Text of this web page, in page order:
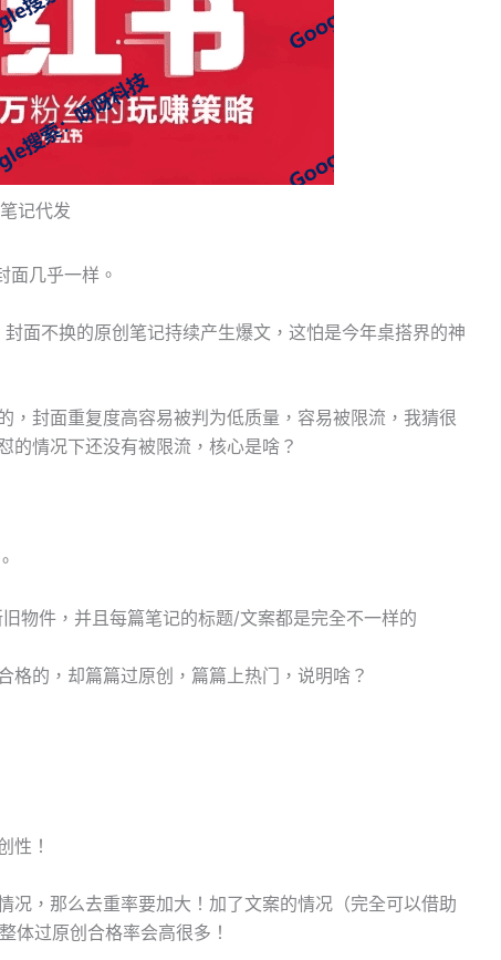
记代发
面几乎一样。
面不换的原创笔记持续产生爆文，这怕是今年桌搭界的神
，封面重复度高容易被判为低质量，容易被限流，我猜很
的情况下还没有被限流，核心是啥？
物件，并且每篇笔记的标题/文案都是完全不一样的
格的，却篇篇过原创，篇篇上热门，说明啥？
性！
况，那么去重率要加大！加了文案的情况（完全可以借助
体过原创合格率会高很多！